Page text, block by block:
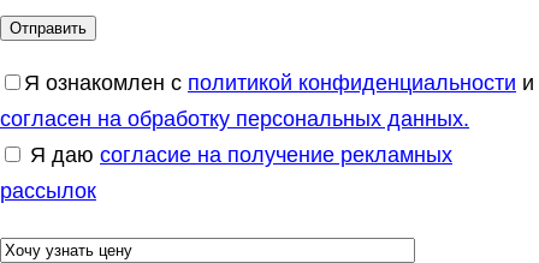
Я ознакомлен с политикой конфиденциальности и
согласен на обработку персональных данных.
Я даю согласие на получение рекламных
рассылок